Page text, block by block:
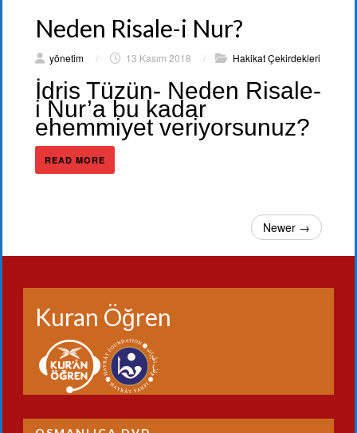
Neden Risale-i Nur?
yönetim / 13 Kasım 2018 / Hakikat Çekirdekleri
İdris Tüzün- Neden Risale-
i Nur’a bu kadar
ehemmiyet veriyorsunuz?
READ MORE
Newer →
Kuran Öğren